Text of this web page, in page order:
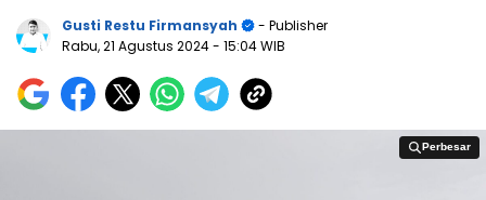
Gusti Restu Firmansyah
- Publisher
Rabu, 21 Agustus 2024- 15:04 WIB
Perbesar
Perbesar